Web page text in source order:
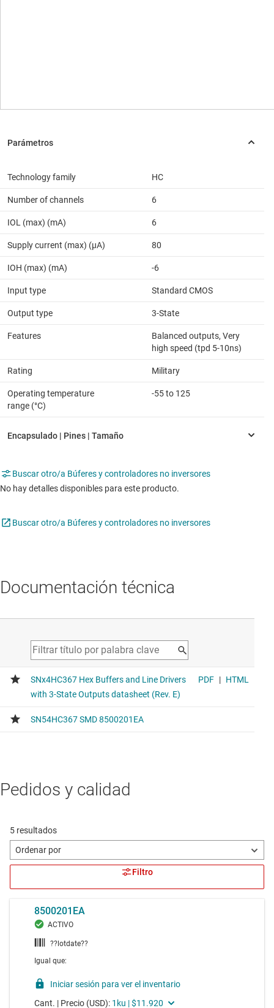
Technology family HC
Number of channels 6
IOL (max) (mA) 6
Supply current (max) (µA) 80
IOH (max) (mA) -6
Input type Standard CMOS
Output type 3-State
Features
Balanced outputs, Very
high speed (tpd 5-10ns)
Rating Military
Operating temperature
range (°C)
-55 to 125
Buscar otro/a Búferes y controladores no inversores
No hay detalles disponibles para este producto.
Buscar otro/a Búferes y controladores no inversores
Documentación técnica
Pedidos y calidad